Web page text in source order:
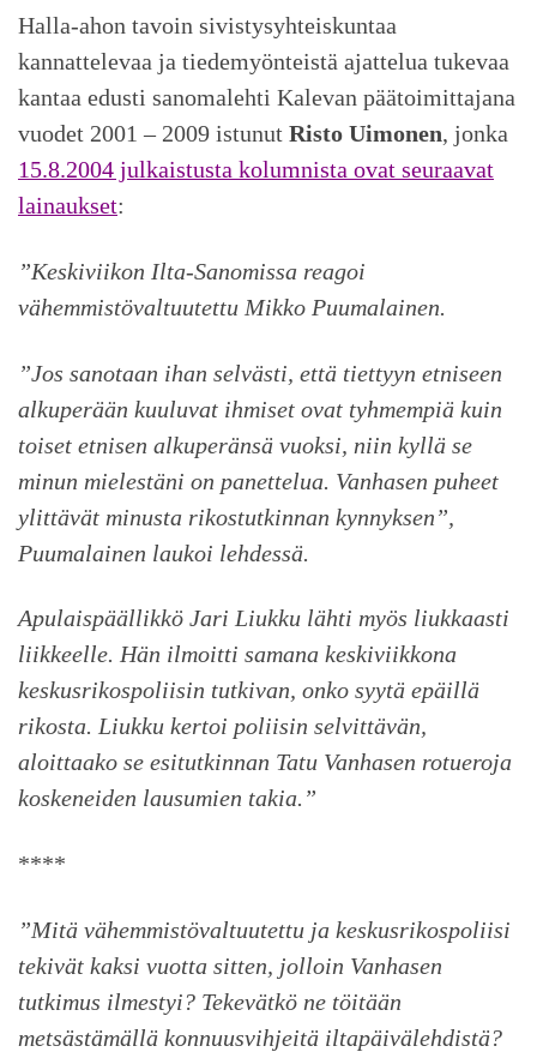
Halla-ahon tavoin sivistysyhteiskuntaa
kannattelevaa ja tiedemyönteistä ajattelua tukevaa
kantaa edusti sanomalehti Kalevan päätoimittajana
vuodet 2001 – 2009 istunut Risto Uimonen, jonka
15.8.2004 julkaistusta kolumnista ovat seuraavat
lainaukset:
”Keskiviikon Ilta-Sanomissa reagoi
vähemmistövaltuutettu Mikko Puumalainen.
”Jos sanotaan ihan selvästi, että tiettyyn etniseen
alkuperään kuuluvat ihmiset ovat tyhmempiä kuin
toiset etnisen alkuperänsä vuoksi, niin kyllä se
minun mielestäni on panettelua. Vanhasen puheet
ylittävät minusta rikostutkinnan kynnyksen”,
Puumalainen laukoi lehdessä.
Apulaispäällikkö Jari Liukku lähti myös liukkaasti
liikkeelle. Hän ilmoitti samana keskiviikkona
keskusrikospoliisin tutkivan, onko syytä epäillä
rikosta. Liukku kertoi poliisin selvittävän,
aloittaako se esitutkinnan Tatu Vanhasen rotueroja
koskeneiden lausumien takia.”
****
”Mitä vähemmistövaltuutettu ja keskusrikospoliisi
tekivät kaksi vuotta sitten, jolloin Vanhasen
tutkimus ilmestyi? Tekevätkö ne töitään
metsästämällä konnuusvihjeitä iltapäivälehdistä?